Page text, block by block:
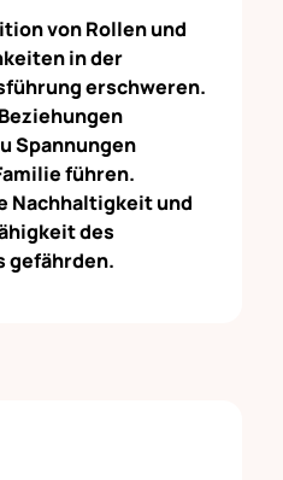
von Rollen und
in der
erschweren.
Spannungen
führen.
Nachhaltigkeit und
des
gefährden.